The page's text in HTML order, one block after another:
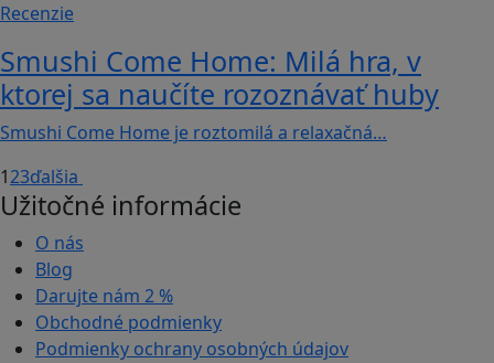
Recenzie
Smushi Come Home: Milá hra, v
ktorej sa naučíte rozoznávať huby
Smushi Come Home je roztomilá a relaxačná…
123ďalšia
Užitočné informácie
O nás
Blog
Darujte nám 2 %
Obchodné podmienky
Podmienky ochrany osobných údajov